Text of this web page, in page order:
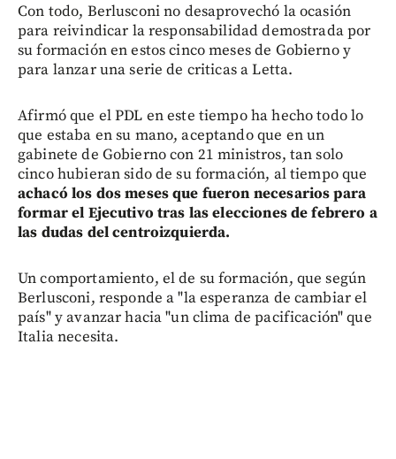
Con todo, Berlusconi no desaprovechó la ocasión
para reivindicar la responsabilidad demostrada por
su formación en estos cinco meses de Gobierno y
para lanzar una serie de criticas a Letta.
Afirmó que el PDL en este tiempo ha hecho todo lo
que estaba en su mano, aceptando que en un
gabinete de Gobierno con 21 ministros, tan solo
cinco hubieran sido de su formación, al tiempo que
achacó los dos meses que fueron necesarios para
formar el Ejecutivo tras las elecciones de febrero a
las dudas del centroizquierda.
Un comportamiento, el de su formación, que según
Berlusconi, responde a "la esperanza de cambiar el
país" y avanzar hacia "un clima de pacificación" que
Italia necesita.